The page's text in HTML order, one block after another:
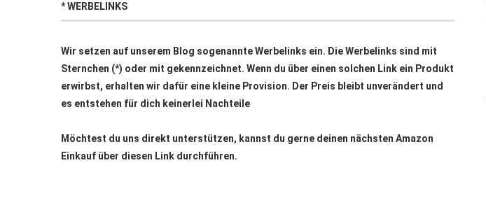
* WERBELINKS
Wir setzen auf unserem Blog sogenannte Werbelinks ein. Die Werbelinks sind mit
Sternchen (*) oder mit gekennzeichnet. Wenn du über einen solchen Link ein Produkt
erwirbst, erhalten wir dafür eine kleine Provision. Der Preis bleibt unverändert und
es entstehen für dich keinerlei Nachteile
Möchtest du uns direkt unterstützen, kannst du gerne deinen nächsten Amazon
Einkauf über diesen Link durchführen.